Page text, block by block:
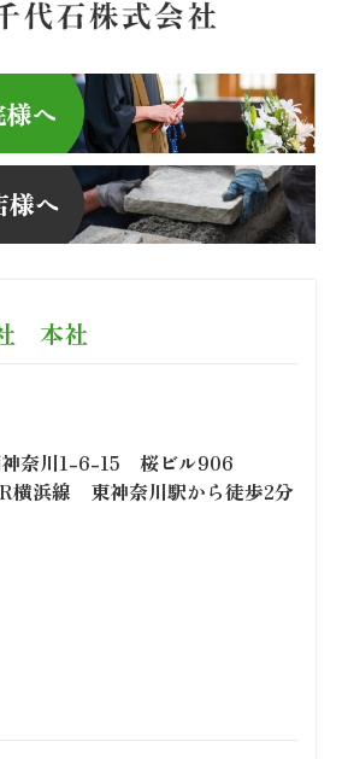
本社
神奈川1-6-15 桜ビル906
横浜線 東神奈川駅から徒歩2分